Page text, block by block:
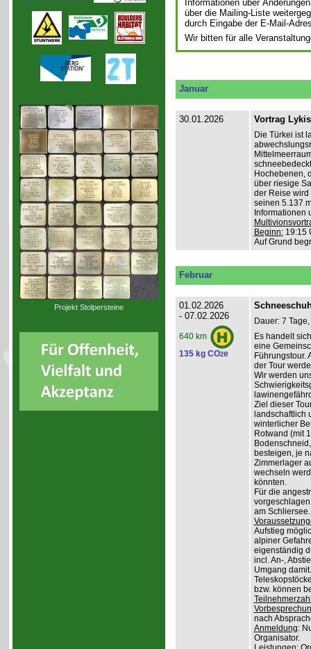
Projekt Stolpersteine
Informationen über
über die Mailing-Liste
durch Eingabe der E-Mail-
Wir bitten für alle
Januar
30.01.2026 Vortrag
Die Türkei ist
Hochebenen,
über riesige
der Reise wird
seinen 5.137
Informationen
Beginn:19:15
Auf Grund
Februar
01.02.2026
- 07.02.2026
640 km
135 kg CO2e
Dauer: 7
Es handelt
eine
Führungstour.
der Tour
Wir werden
Ziel dieser
landschaftlich
winterlicher
Rotwand (mit
besteigen, je
Zimmerlager
wechseln
könnten.
Für die
am
Aufstieg
alpiner
eigenständig
incl. An-,
Umgang
bzw. können
nach
Anmeldung:
Organisator.